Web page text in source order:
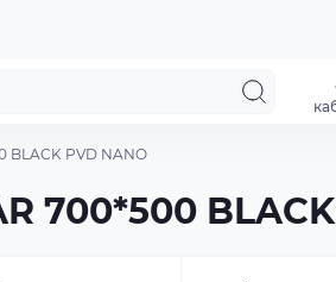
BLACK PVD NANO
700*500